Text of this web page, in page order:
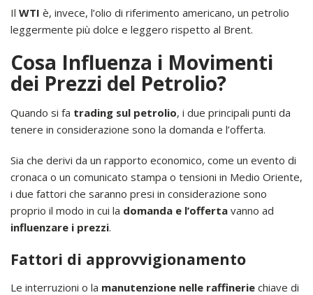
Il WTI è, invece, l’olio di riferimento americano, un petrolio
leggermente più dolce e leggero rispetto al Brent.
Cosa Influenza i Movimenti
dei Prezzi del Petrolio?
Quando si fa trading sul petrolio, i due principali punti da
tenere in considerazione sono la domanda e l’offerta.
Sia che derivi da un rapporto economico, come un evento di
cronaca o un comunicato stampa o tensioni in Medio Oriente,
i due fattori che saranno presi in considerazione sono
proprio il modo in cui la domanda e l’offerta vanno ad
influenzare i prezzi.
Fattori di approvvigionamento
Le interruzioni o la manutenzione nelle raffinerie chiave di